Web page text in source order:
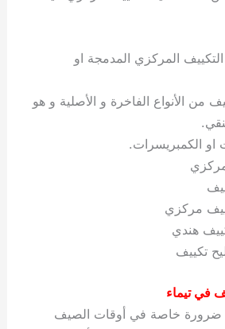
المركزي المدمجة او
من الأنواع الفاخرة و الأصلية و هو
او الكمبريسرات.
مركزي
هندي
تكييف
في تيماء
ضرورة خاصة في أوقات الصيف